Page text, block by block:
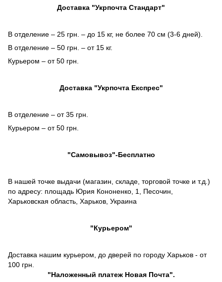
Доставка "Укрпочта Стандарт"
В отделение – 25 грн. – до 15 кг, не более 70 см (3-6 дней).
В отделение – 50 грн. – от 15 кг.
Курьером – от 50 грн.
Доставка "Укрпочта Експрес"
В отделение – от 35 грн.
Курьером – от 50 грн.
"Самовывоз"-Бесплатно
В нашей точке выдачи (магазин, складе, торговой точке и т.д.)
по адресу: площадь Юрия Кононенко, 1, Песочин,
Харьковская область, Харьков, Украина
"Курьером"
Доставка нашим курьером, до дверей по городу Харьков - от
100 грн.
"Наложенный платежНовая Почта".